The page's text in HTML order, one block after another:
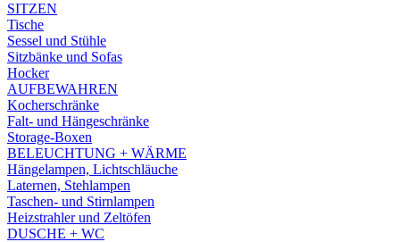
SITZEN
Tische
Sessel und Stühle
Sitzbänke und Sofas
Hocker
AUFBEWAHREN
Kocherschränke
Falt- und Hängeschränke
Storage-Boxen
BELEUCHTUNG + WÄRME
Hängelampen, Lichtschläuche
Laternen, Stehlampen
Taschen- und Stirnlampen
Heizstrahler und Zeltöfen
DUSCHE + WC